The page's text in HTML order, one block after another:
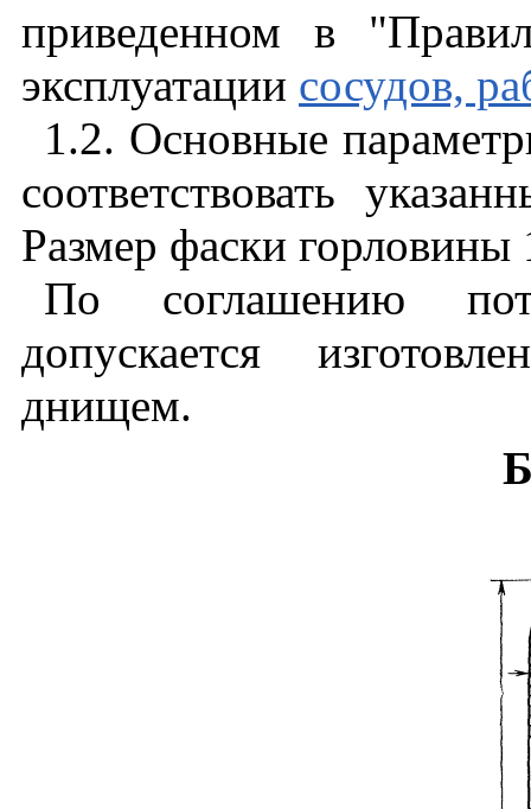
приведенном в
эксплуатации сосудов,
1.2. Основные
соответствовать
Размер фаски горловины
По соглашению
допускается
днищем.